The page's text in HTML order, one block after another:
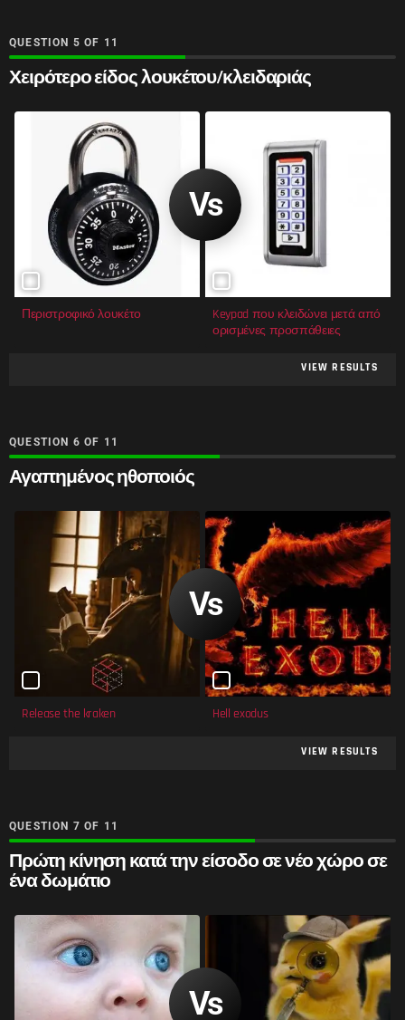
QUESTION OF 11
Χειρότερο είδος λουκέτου/κλειδαριάς
Περιστροφικό λουκέτο
Keypad που κλειδώνει μετά από
ορισμένες προσπάθειες
VIEW RESULTS
QUESTION OF 11
Αγαπημένος ηθοποιός
Release the kraken Hell exodus
VIEW RESULTS
QUESTION OF 11
Πρώτη κίνηση κατά την είσοδο σε νέο χώρο σε
ένα δωμάτιο